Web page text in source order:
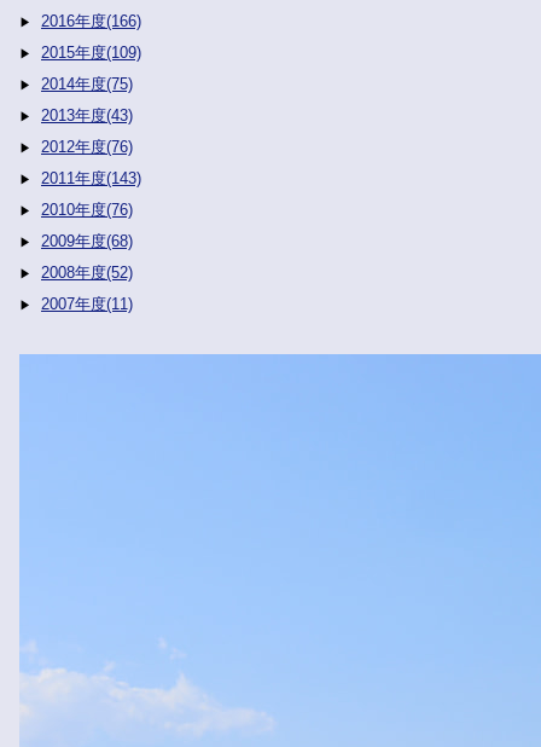
2016年度(166)
2015年度(109)
2014年度(75)
2013年度(43)
2012年度(76)
2011年度(143)
2010年度(76)
2009年度(68)
2008年度(52)
2007年度(11)